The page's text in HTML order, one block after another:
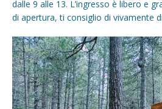
dalle 9 alle 13. L’ingresso è libero e
di apertura, ti consiglio di vivamente